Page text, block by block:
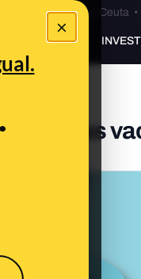
×
Ceuta•Bulos Ceuta •
PREBUNKING
sobre las